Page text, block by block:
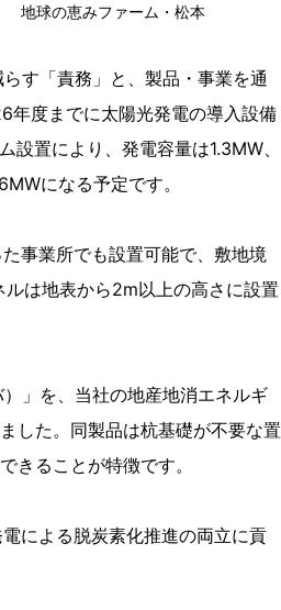
地球の恵みファーム・松本
す「責務」と、製品・事業を通
年度までに太陽光発電の導入設備
置により、発電容量は1.3MW、
になる予定です。
事業所でも設置可能で、敷地境
は地表から2m以上の高さに設置
」を、当社の地産地消エネルギ
した。同製品は杭基礎が不要な置
きることが特徴です。
による脱炭素化推進の両立に貢